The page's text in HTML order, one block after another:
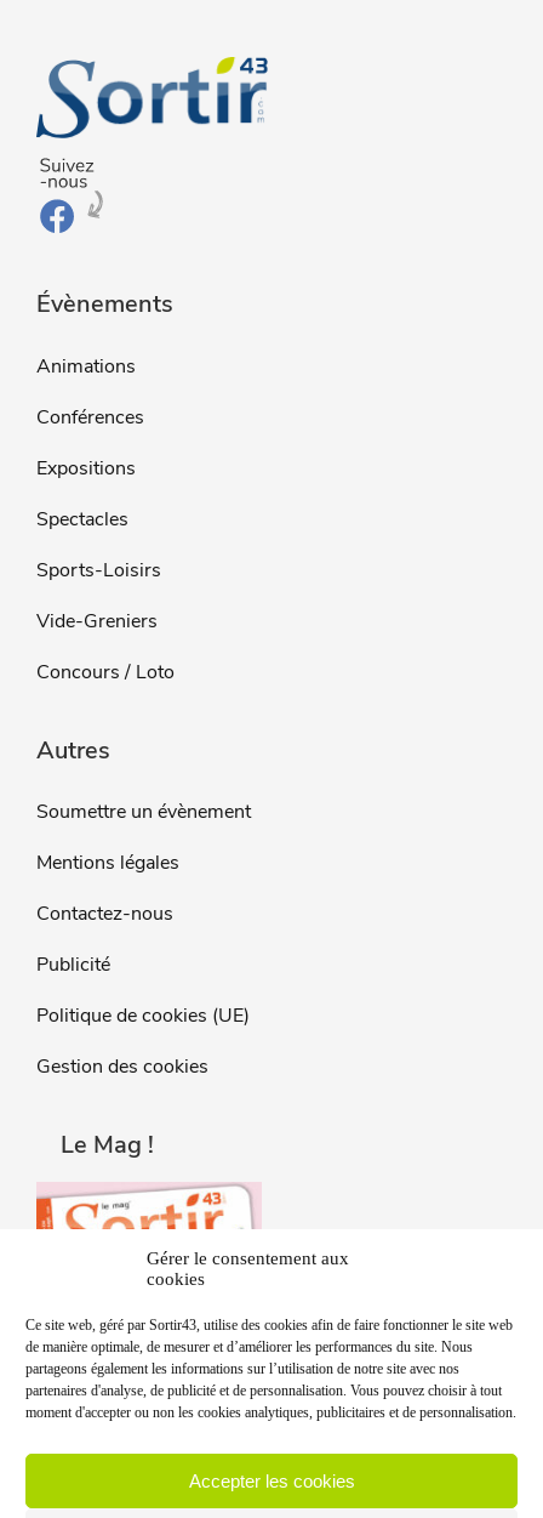
Gérer le consentement aux
cookies
Ce site web, géré par Sortir43, utilise des cookies afin de faire fonctionner le site web
de manière optimale, de mesurer et d’améliorer les performances du site. Nous
partageons également les informations sur l’utilisation de notre site avec nos
partenaires d'analyse, de publicité et de personnalisation. Vous pouvez choisir à tout
moment d'accepter ou non les cookies analytiques, publicitaires et de personnalisation.
Accepter les cookies
Évènements
Animations
Conférences
Expositions
Spectacles
Sports-Loisirs
Vide-Greniers
Concours / Loto
Autres
Soumettre un évènement
Mentions légales
Contactez-nous
Publicité
Politique de cookies (UE)
Gestion des cookies
Le Mag !